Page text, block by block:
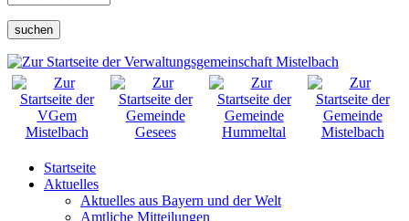
suchen
Startseite
Aktuelles
Aktuelles aus Bayern und der Welt
Amtliche Mitteilungen